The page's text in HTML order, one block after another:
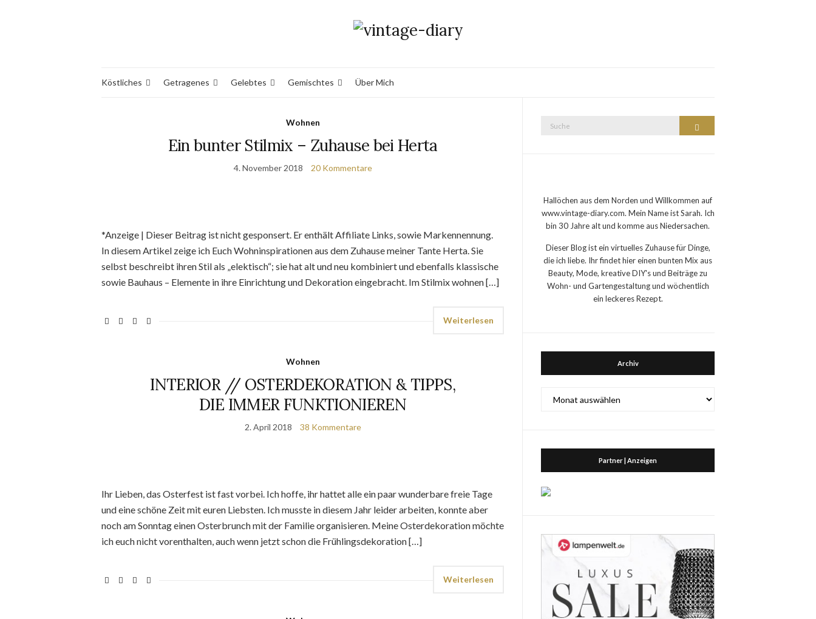
Köstliches Getragenes Gelebtes Gemischtes Über Mich
Wohnen
Ein bunter Stilmix – Zuhause bei Herta
4. November 2018 20 Kommentare
*Anzeige | Dieser Beitrag ist nicht gesponsert. Er enthält Affiliate Links, sowie Markennennung.
In diesem Artikel zeige ich Euch Wohninspirationen aus dem Zuhause meiner Tante Herta. Sie
selbst beschreibt ihren Stil als „elektisch“; sie hat alt und neu kombiniert und ebenfalls klassische
sowie Bauhaus – Elemente in ihre Einrichtung und Dekoration eingebracht. Im Stilmix wohnen […]
Weiterlesen
Wohnen
INTERIOR // OSTERDEKORATION & TIPPS,
DIE IMMER FUNKTIONIEREN
2. April 2018 38 Kommentare
Ihr Lieben, das Osterfest ist fast vorbei. Ich hoffe, ihr hattet alle ein paar wunderbare freie Tage
und eine schöne Zeit mit euren Liebsten. Ich musste in diesem Jahr leider arbeiten, konnte aber
noch am Sonntag einen Osterbrunch mit der Familie organisieren. Meine Osterdekoration möchte
ich euch nicht vorenthalten, auch wenn jetzt schon die Frühlingsdekoration […]
Weiterlesen
Suche
Hallöchen aus dem Norden und Willkommen auf
www.vintage-diary.com. Mein Name ist Sarah. Ich
bin 30 Jahre alt und komme aus Niedersachen.
Dieser Blog ist ein virtuelles Zuhause für Dinge,
die ich liebe. Ihr findet hier einen bunten Mix aus
Beauty, Mode, kreative DIY's und Beiträge zu
Wohn- und Gartengestaltung und wöchentlich
ein leckeres Rezept.
Archiv
Partner | Anzeigen